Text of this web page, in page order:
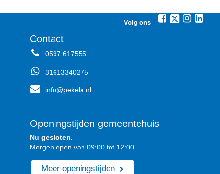
Volg ons
Contact
0597 617555
31613340275
info@pekela.nl
Openingstijden gemeentehuis
Nu gesloten.
Morgen open van 09:00 tot 12:00
Meer openingstijden